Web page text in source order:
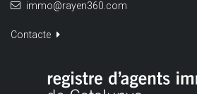
immo@rayen360.com
Contacte